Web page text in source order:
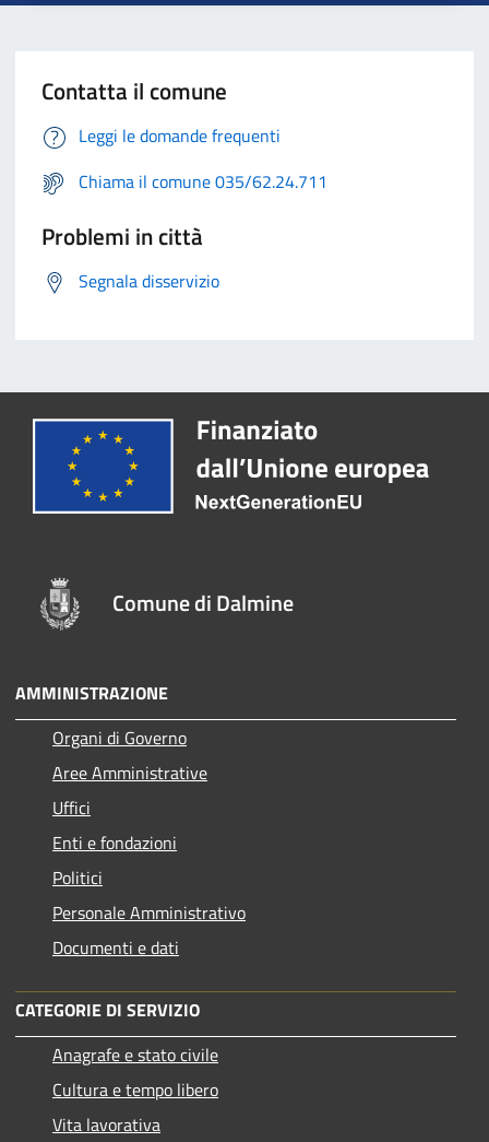
Contatta il comune
Leggi le domande frequenti
Chiama il comune 035/62.24.711
Problemi in città
Segnala disservizio
Comune di Dalmine
AMMINISTRAZIONE
Organi di Governo
Aree Amministrative
Uffici
Enti e fondazioni
Politici
Personale Amministrativo
Documenti e dati
CATEGORIE DI SERVIZIO
Anagrafe e stato civile
Cultura e tempo libero
Vita lavorativa